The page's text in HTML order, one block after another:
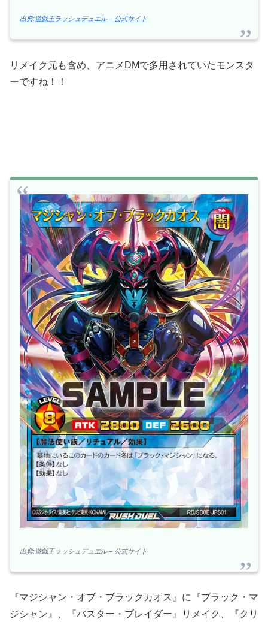
出典:遊戯王ラッシュデュエル – 公式サイト
リメイク元も含め、アニメDMで多用されていたモンスタ
ーですね！！
出典:遊戯王ラッシュデュエル – 公式サイト
『マジシャン・オブ・ブラックカオス』に『ブラック・マ
ジシャン』、『バスター・ブレイダー』リメイク、『クリ